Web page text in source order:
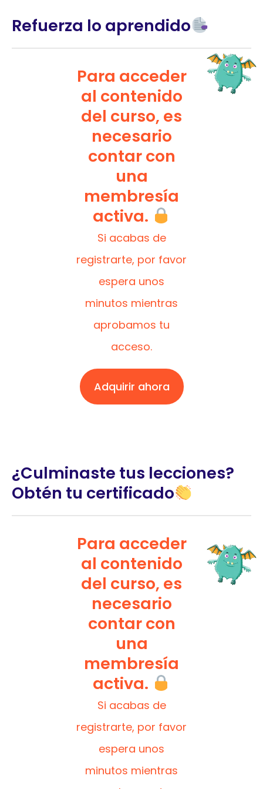
Refuerza lo aprendido
Para acceder
al contenido
del curso, es
necesario
contar con
una
membresía
activa.
Si acabas de
registrarte, por favor
espera unos
minutos mientras
aprobamos tu
acceso.
Adquirir ahora
¿Culminaste tus lecciones?
Obtén tu certificado
Para acceder
al contenido
del curso, es
necesario
contar con
una
membresía
activa.
Si acabas de
registrarte, por favor
espera unos
minutos mientras